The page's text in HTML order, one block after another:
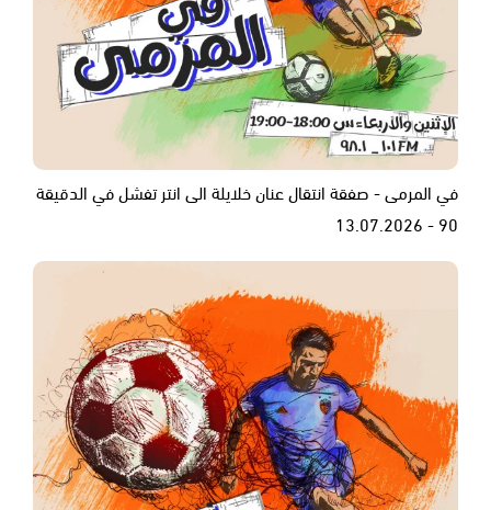
في المرمى - صفقة انتقال عنان خلايلة الى انتر تفشل في الدقيقة
90 - 13.07.2026